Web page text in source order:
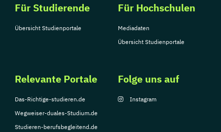
Für Studierende
Übersicht Studienportale
Für Hochschulen
Mediadaten
Übersicht Studienportale
Relevante Portale
Das-Richtige-studieren.de
Wegweiser-duales-Studium.de
Studieren-berufsbegleitend.de
Folge uns auf
Instagram